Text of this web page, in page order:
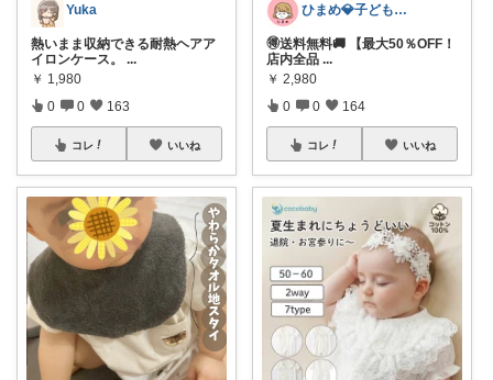
Yuka
熱いまま収納できる耐熱ヘアア
イロンケース。
...
￥ 1,980
0 0 163
コレ いいね
ひまめ💎子どものいる暮らし
🉐送料無料🚚 【最大50％OFF！
店内全品 ...
￥ 2,980
0 0 164
コレ いいね